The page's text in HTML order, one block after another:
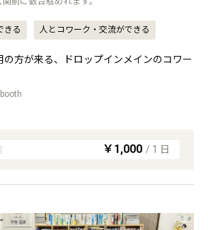
きる 人とコワーク・交流ができる
の方が来る、ドロップインメインのコワー
￥1,000 / 1 日